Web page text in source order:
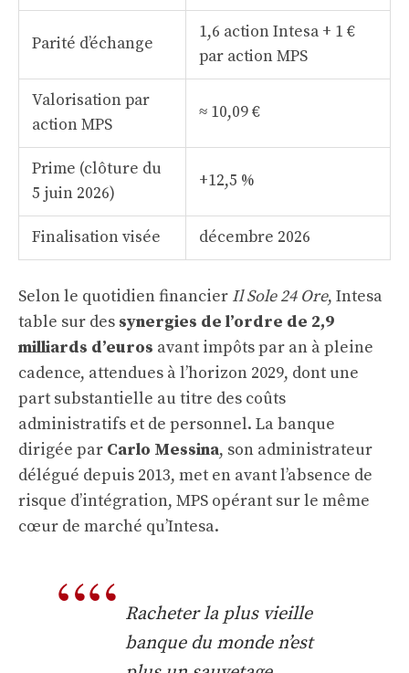
Parité d’échange
1,6 action Intesa + 1 €
par action MPS
Valorisation par
action MPS
≈ 10,09 €
Prime (clôture du
5 juin 2026)
+12,5 %
Finalisation visée décembre 2026
Selon le quotidien financier Il Sole 24 Ore, Intesa
table sur des synergies de l’ordre de 2,9
milliards d’euros avant impôts par an à pleine
cadence, attendues à l’horizon 2029, dont une
part substantielle au titre des coûts
administratifs et de personnel. La banque
dirigée par Carlo Messina, son administrateur
délégué depuis 2013, met en avant l’absence de
risque d’intégration, MPS opérant sur le même
cœur de marché qu’Intesa.
Racheter la plus vieille
banque du monde n’est